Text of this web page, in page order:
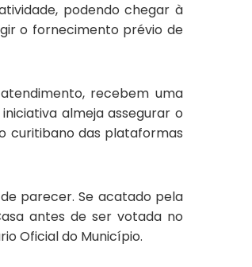
podendo chegar à
o fornecimento prévio de
recebem uma
almeja assegurar o
curitibano das plataformas
de parecer. Se acatado pela
antes de ser votada no
Oficial do Município.